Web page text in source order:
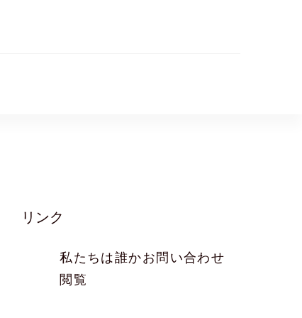
リンク
私たちは誰かお問い合わせ
閲覧